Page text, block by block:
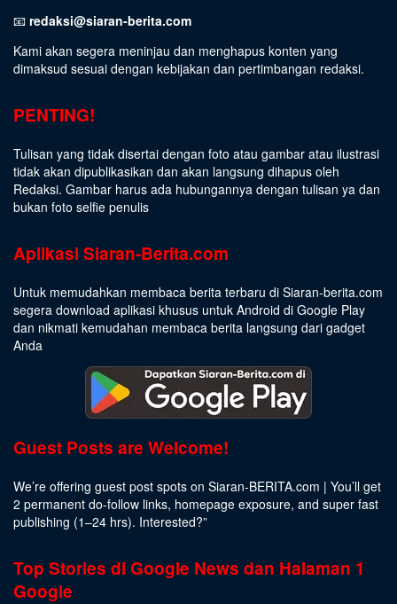
📧 redaksi@siaran-berita.com
Kami akan segera meninjau dan menghapus konten yang
dimaksud sesuai dengan kebijakan dan pertimbangan redaksi.
PENTING!
Tulisan yang tidak disertai dengan foto atau gambar atau ilustrasi
tidak akan dipublikasikan dan akan langsung dihapus oleh
Redaksi. Gambar harus ada hubungannya dengan tulisan ya dan
bukan foto selfie penulis
Aplikasi Siaran-Berita.com
Untuk memudahkan membaca berita terbaru di Siaran-berita.com
segera download aplikasi khusus untuk Android di Google Play
dan nikmati kemudahan membaca berita langsung dari gadget
Anda
Guest Posts are Welcome!
We’re offering guest post spots on Siaran-BERITA.com | You’ll get
2 permanent do-follow links, homepage exposure, and super fast
publishing (1–24 hrs). Interested?”
Top Stories di Google News dan Halaman 1
Google